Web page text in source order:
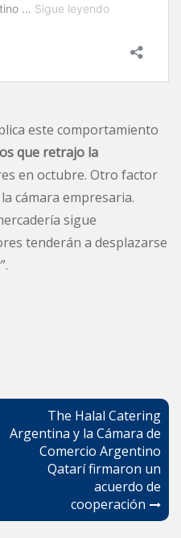
este comportamiento
que retrajo la
en octubre. Otro factor
cámara empresaria.
sigue
tenderán a desplazarse
The Halal Catering
Argentina y la Cámara de
Comercio Argentino
Qatarí firmaron un
acuerdo de
cooperación